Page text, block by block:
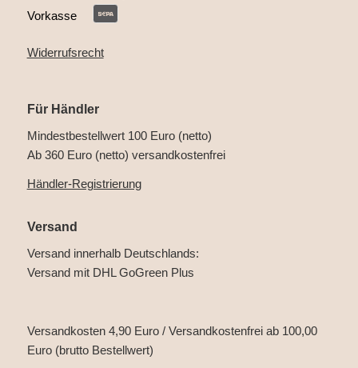
Vorkasse
Widerrufsrecht
Für Händler
Mindestbestellwert 100 Euro (netto)
Ab 360 Euro (netto) versandkostenfrei
Händler-Registrierung
Versand
Versand innerhalb Deutschlands:
Versand mit DHL GoGreen Plus
Versandkosten 4,90 Euro / Versandkostenfrei ab 100,00
Euro (brutto Bestellwert)